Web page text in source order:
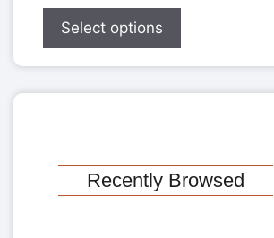
Select options
Recently Browsed